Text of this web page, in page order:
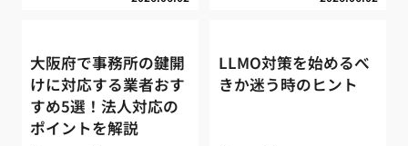
大阪府で事務所の鍵開
けに対応する業者おす
すめ5選！法人対応の
ポイントを解説
LLMO対策を始めるべ
きか迷う時のヒント